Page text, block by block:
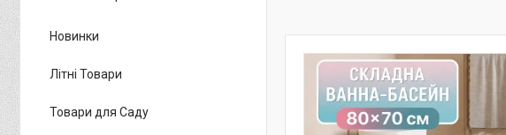
Новинки
Літні Товари
Товари для Саду